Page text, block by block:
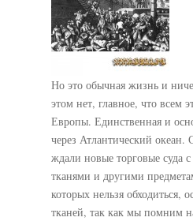
Но это обычная жизнь и
этом нет, главное, что всем
Европы. Единственная и
через Атлантический
ждали новые торговые суда
тканями и другими
которых нельзя обходиться,
тканей, так как мы помним